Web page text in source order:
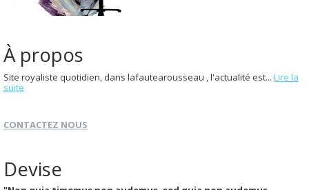
À propos
Site royaliste quotidien, dans lafautearousseau , l'actualité est... Lire la
suite
CONTACTEZ NOUS
Devise